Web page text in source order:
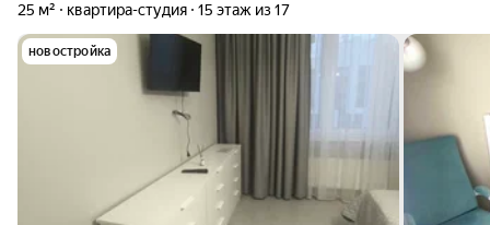
25 м² квартира-студия 15 этаж из 17
новостройка